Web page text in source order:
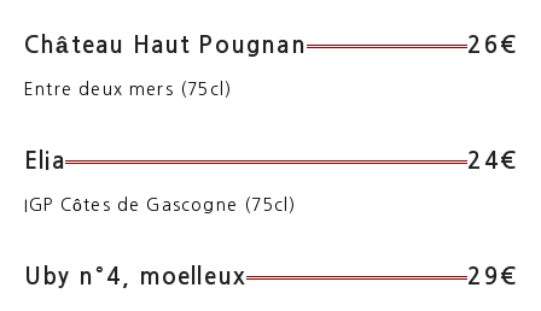
Château Haut Pougnan 26€
Entre deux mers (75cl)
Elia 24€
IGP Côtes de Gascogne (75cl)
Uby n°4, moelleux 29€